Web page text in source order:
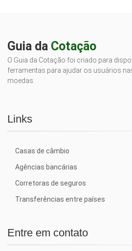
Guia da Cotação
O Guia da Cotação foi criado para
ferramentas para ajudar os usuários
moedas.
Links
Casas de câmbio
Agências bancárias
Corretoras de seguros
Transferências entre países
Entre em contato